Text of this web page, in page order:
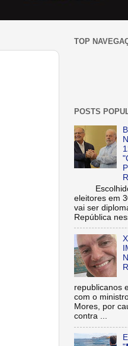
TOP
POSTS
Escolhido
eleitores em
vai ser
República
republicanos
com o
Mores, por
contra ...